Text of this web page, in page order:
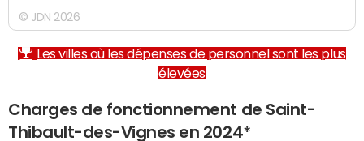
© JDN 2026
Les villes où les dépenses de personnel sont les plus
élevées
Charges de fonctionnement de Saint-
Thibault-des-Vignes en 2024*